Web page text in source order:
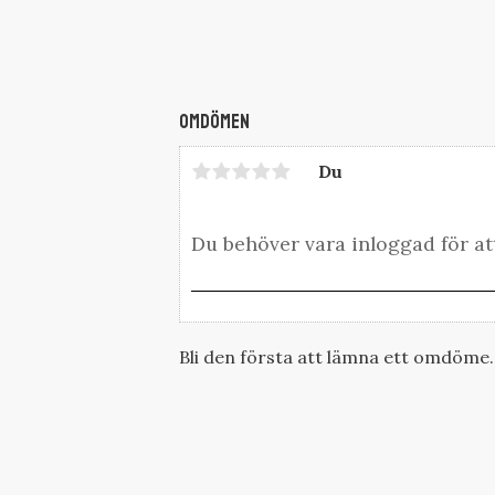
Omdömen
Du
Bli den första att lämna ett omdöme.